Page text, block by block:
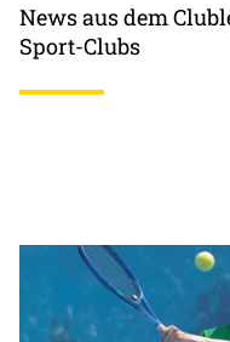
News aus dem
Sport-Clubs